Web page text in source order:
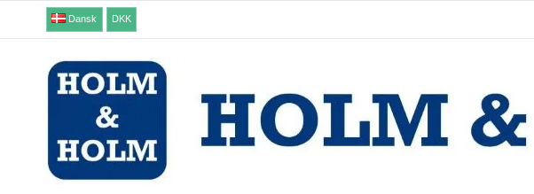
Dansk DKK